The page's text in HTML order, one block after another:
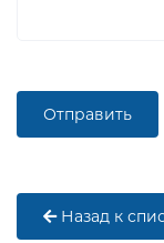
Назад к